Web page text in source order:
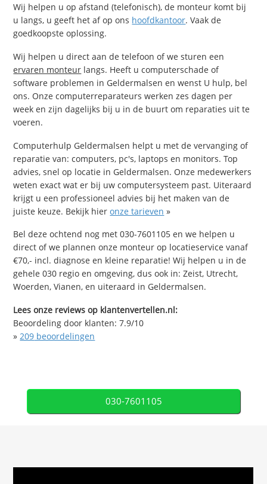
Wij helpen u op afstand (telefonisch), de monteur komt bij
u langs, u geeft het af op ons hoofdkantoor. Vaak de
goedkoopste oplossing.
Wij helpen u direct aan de telefoon of we sturen een
ervaren monteur langs. Heeft u computerschade of
software problemen in Geldermalsen en wenst U hulp, bel
ons. Onze computerreparateurs werken zes dagen per
week en zijn dagelijks bij u in de buurt om reparaties uit te
voeren.
Computerhulp Geldermalsen helpt u met de vervanging of
reparatie van: computers, pc's, laptops en monitors. Top
advies, snel op locatie in Geldermalsen. Onze medewerkers
weten exact wat er bij uw computersysteem past. Uiteraard
krijgt u een professioneel advies bij het maken van de
juiste keuze. Bekijk hieronze tarieven »
Bel deze ochtend nog met 030-7601105 en we helpen u
direct of we plannen onze monteur op locatieservice vanaf
€70,- incl. diagnose en kleine reparatie! Wij helpen u in de
gehele 030 regio en omgeving, dus ook in: Zeist, Utrecht,
Woerden, Vianen, en uiteraard in Geldermalsen.
Lees onze reviews op klantenvertellen.nl:
Beoordeling door klanten:7.9/10
»209 beoordelingen
030-7601105